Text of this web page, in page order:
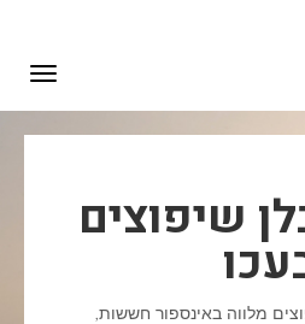
שיפוצים
מלווה באינספור חששות,